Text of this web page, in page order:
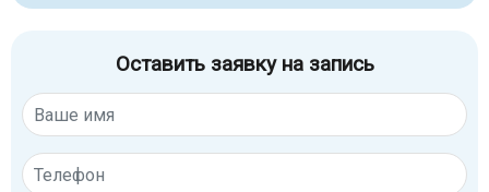
Оставить заявку на запись